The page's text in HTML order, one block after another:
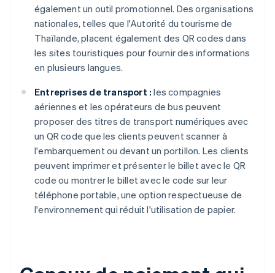
également un outil promotionnel. Des organisations
nationales, telles que l'Autorité du tourisme de
Thaïlande, placent également des QR codes dans
les sites touristiques pour fournir des informations
en plusieurs langues.
Entreprises de transport : les compagnies
aériennes et les opérateurs de bus peuvent
proposer des titres de transport numériques avec
un QR code que les clients peuvent scanner à
l'embarquement ou devant un portillon. Les clients
peuvent imprimer et présenter le billet avec le QR
code ou montrer le billet avec le code sur leur
téléphone portable, une option respectueuse de
l'environnement qui réduit l'utilisation de papier.